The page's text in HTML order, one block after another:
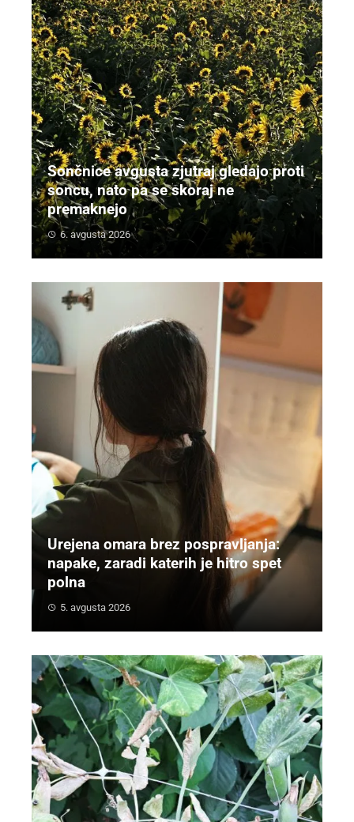
Sončnice avgusta zjutraj gledajo proti
soncu, nato pa se skoraj ne
premaknejo
6. avgusta 2026
Urejena omara brez pospravljanja:
napake, zaradi katerih je hitro spet
polna
5. avgusta 2026